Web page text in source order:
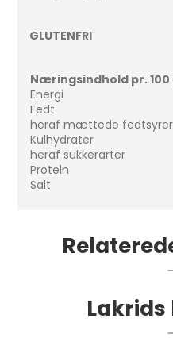
GLUTENFRI
Næringsindhold pr. 100
Energi
Fedt
heraf mættede fedtsyrer
Kulhydrater
heraf sukkerarter
Protein
Salt
Lakrids